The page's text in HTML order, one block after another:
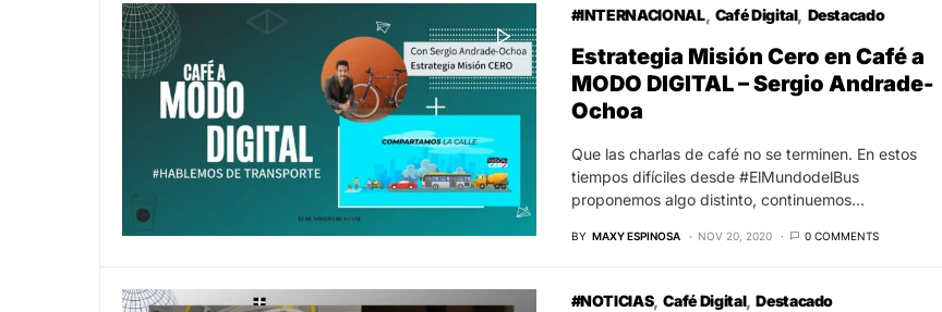
#INTERNACIONAL Café Digital Destacado
Estrategia Misión Cero en Café a
MODO DIGITAL – Sergio Andrade-
Ochoa
Que las charlas de café no se terminen. En estos
tiempos difíciles desde #ElMundodelBus
proponemos algo distinto, continuemos…
BY MAXY ESPINOSA NOV 20, 2020 0 COMMENTS
#NOTICIAS Café Digital Destacado